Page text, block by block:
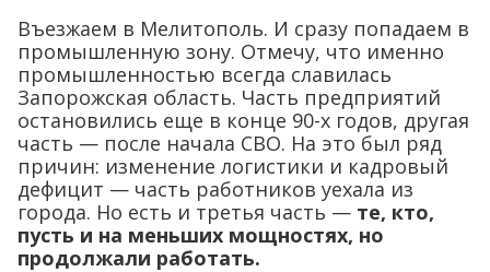
Въезжаем в Мелитополь. И сразу попадаем в
промышленную зону. Отмечу, что именно
промышленностью всегда славилась
Запорожская область. Часть предприятий
остановились еще в конце 90-х годов, другая
часть — после начала СВО. На это был ряд
причин: изменение логистики и кадровый
дефицит — часть работников уехала из
города. Но есть и третья часть — те, кто,
пусть и на меньших мощностях, но
продолжали работать.